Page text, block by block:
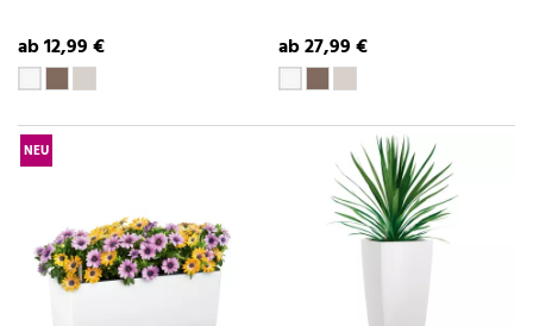
ab 12,99 € ab 27,99 €
NEU